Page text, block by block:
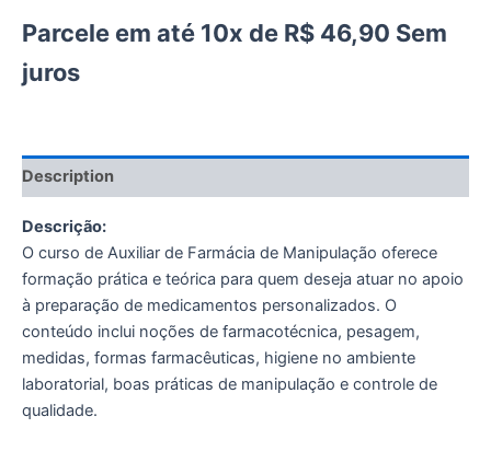
Parcele em até 10x de R$ 46,90 Sem
juros
Description
Descrição:
O curso de Auxiliar de Farmácia de Manipulação oferece
formação prática e teórica para quem deseja atuar no apoio
à preparação de medicamentos personalizados. O
conteúdo inclui noções de farmacotécnica, pesagem,
medidas, formas farmacêuticas, higiene no ambiente
laboratorial, boas práticas de manipulação e controle de
qualidade.